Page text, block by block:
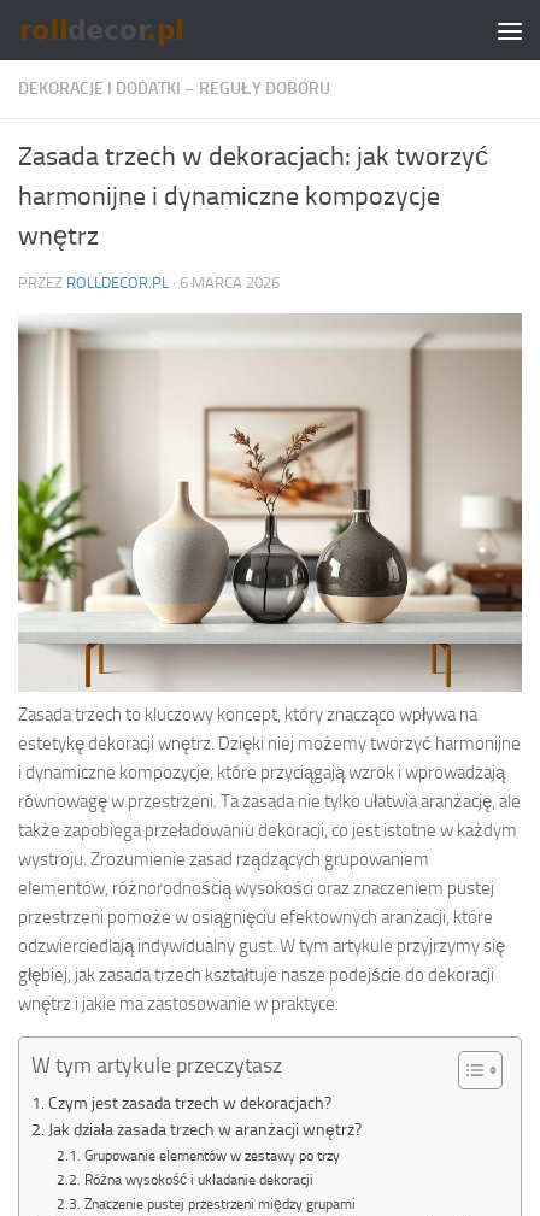
Skip to content
DEKORACJE I DODATKI – REGUŁY DOBORU
Zasada trzech w dekoracjach: jak tworzyć
harmonijne i dynamiczne kompozycje
wnętrz
PRZEZ ROLLDECOR.PL · 6 MARCA 2026
Zasada trzech to kluczowy koncept, który znacząco wpływa na
estetykę dekoracji wnętrz. Dzięki niej możemy tworzyć harmonijne
i dynamiczne kompozycje, które przyciągają wzrok i wprowadzają
równowagę w przestrzeni. Ta zasada nie tylko ułatwia aranżację, ale
także zapobiega przeładowaniu dekoracji, co jest istotne w każdym
wystroju. Zrozumienie zasad rządzących grupowaniem
elementów, różnorodnością wysokości oraz znaczeniem pustej
przestrzeni pomoże w osiągnięciu efektownych aranżacji, które
odzwierciedlają indywidualny gust. W tym artykule przyjrzymy się
głębiej, jak zasada trzech kształtuje nasze podejście do dekoracji
wnętrz i jakie ma zastosowanie w praktyce.
W tym artykule przeczytasz
Czym jest zasada trzech w dekoracjach?
Jak działa zasada trzech w aranżacji wnętrz?
Grupowanie elementów w zestawy po trzy
Różna wysokość i układanie dekoracji
Znaczenie pustej przestrzeni między grupami